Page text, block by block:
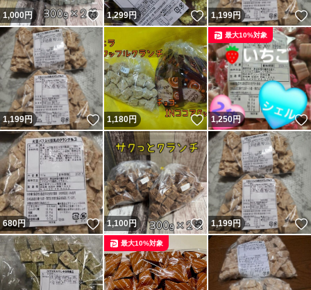
1,000円 いいね！
1,299円 いいね！
1,199円
1,199円 いいね！
1,180円 いいね！
1,250円
最大10%対象
680円 いいね！
1,100円 いいね！
1,199円
最大10%対象